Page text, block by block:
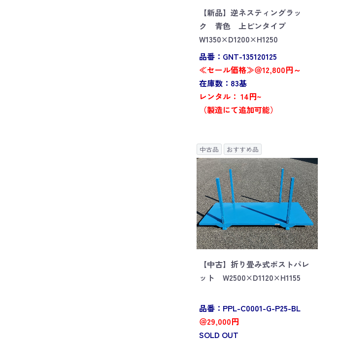
【新品】逆ネスティングラッ
ク 青色 上ピンタイプ
W1350×D1200×H1250
品番：GNT-135120125
≪セール価格≫＠12,800円～
在庫数：83基
レンタル： 14円~
（製造にて追加可能）
中古品 おすすめ品
【中古】折り畳み式ポストパレ
ット W2500×D1120×H1155
品番：PPL-C0001-G-P25-BL
＠29,000円
SOLD OUT